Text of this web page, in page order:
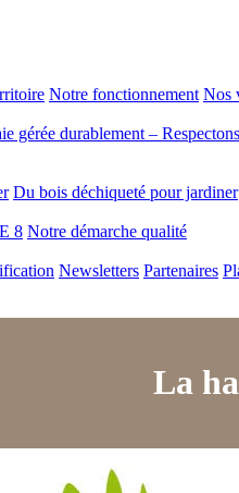
Notre fonctionnement Nos
gérée durablement –
Du bois déchiqueté pour jardiner
8 Notre démarche qualité
Newsletters Partenaires
La